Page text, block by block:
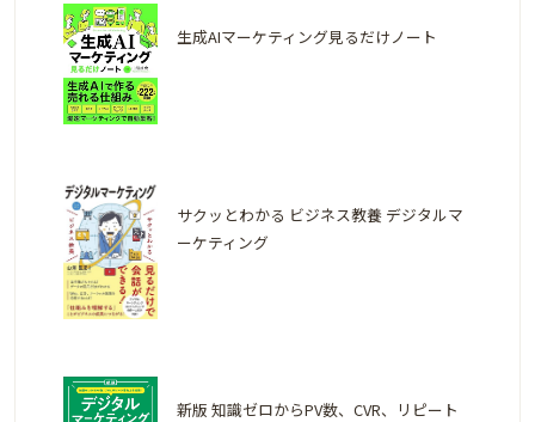
生成AIマーケティング見るだけノート
サクッとわかる ビジネス教養 デジタルマ
ーケティング
新版 知識ゼロからPV数、CVR、リピート